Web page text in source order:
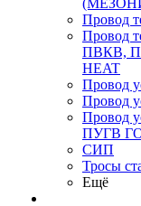
Провод
Провод
ПВКВ,
HEAT
Провод
Провод
Провод
ПУГВ
СИП
Тросы
Ещё